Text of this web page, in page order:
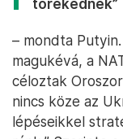
Államokkal –
nem tekintette
2010-ben
Egyesült
mindazon